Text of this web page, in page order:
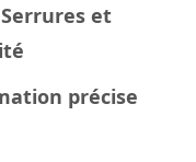
et
précise